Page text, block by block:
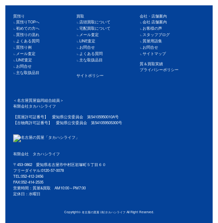
質預り
質預りTOPへ
初めての方へ
質預りの流れ
よくある質問
質預り例
メール査定
LINE査定
お問合せ
主な取扱品目
買取
店頭買取について
宅配買取について
メール査定
LINE査定
お問合せ
よくある質問
主な取扱品目
会社・店舗案内
会社·店舗案内
お客様の声
スタッフブログ
質屋用語集
お問合せ
サイトマップ
質＆買取実績
プライバシーポリシー
サイトポリシー
＜名古屋質屋協同組合組員＞
有限会社タカハシライフ
【質屋許可証番号】 愛知県公安委員会 第54105950010A号
【古物商許可証番号】 愛知県公安委員会 第541059505300号
有限会社 タカハシライフ
〒453-0862 愛知県名古屋市中村区岩塚町５丁目６０
フリーダイヤル:0120-57-0078
TEL:052-412-2456
FAX:052-414-2535
営業時間：質屋&買取 AM10:00～PM7:00
定休日：水曜日
Copyright© 名古屋の質屋 (有)タカハシライフ All Right Reserved.